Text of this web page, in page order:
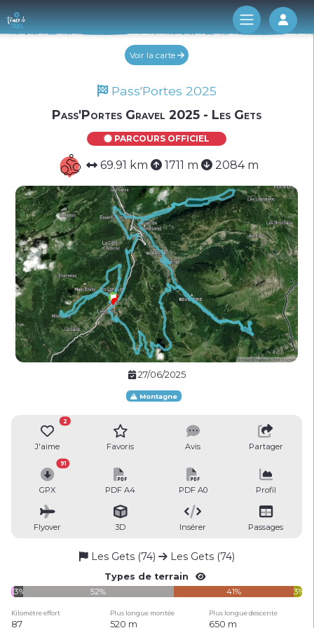
Log
Voir la carte
Pass'Portes 2025
Pass'Portes Gravel 2025 - Les Gets
PARCOURS OFFICIEL
69.91 km 1711 m 2084 m
27/06/2025
Montagne
J'aime
2
Favoris Avis Partager
GPX
91
PDF A4 PDF A0 Profil
Flyover 3D Insérer Passages
Les Gets (74) Les Gets (74)
Types de terrain
1%
3% 52% 41% 3%
Kilomètre effort Plus longue montée Plus longue descente
87 520 m 650 m